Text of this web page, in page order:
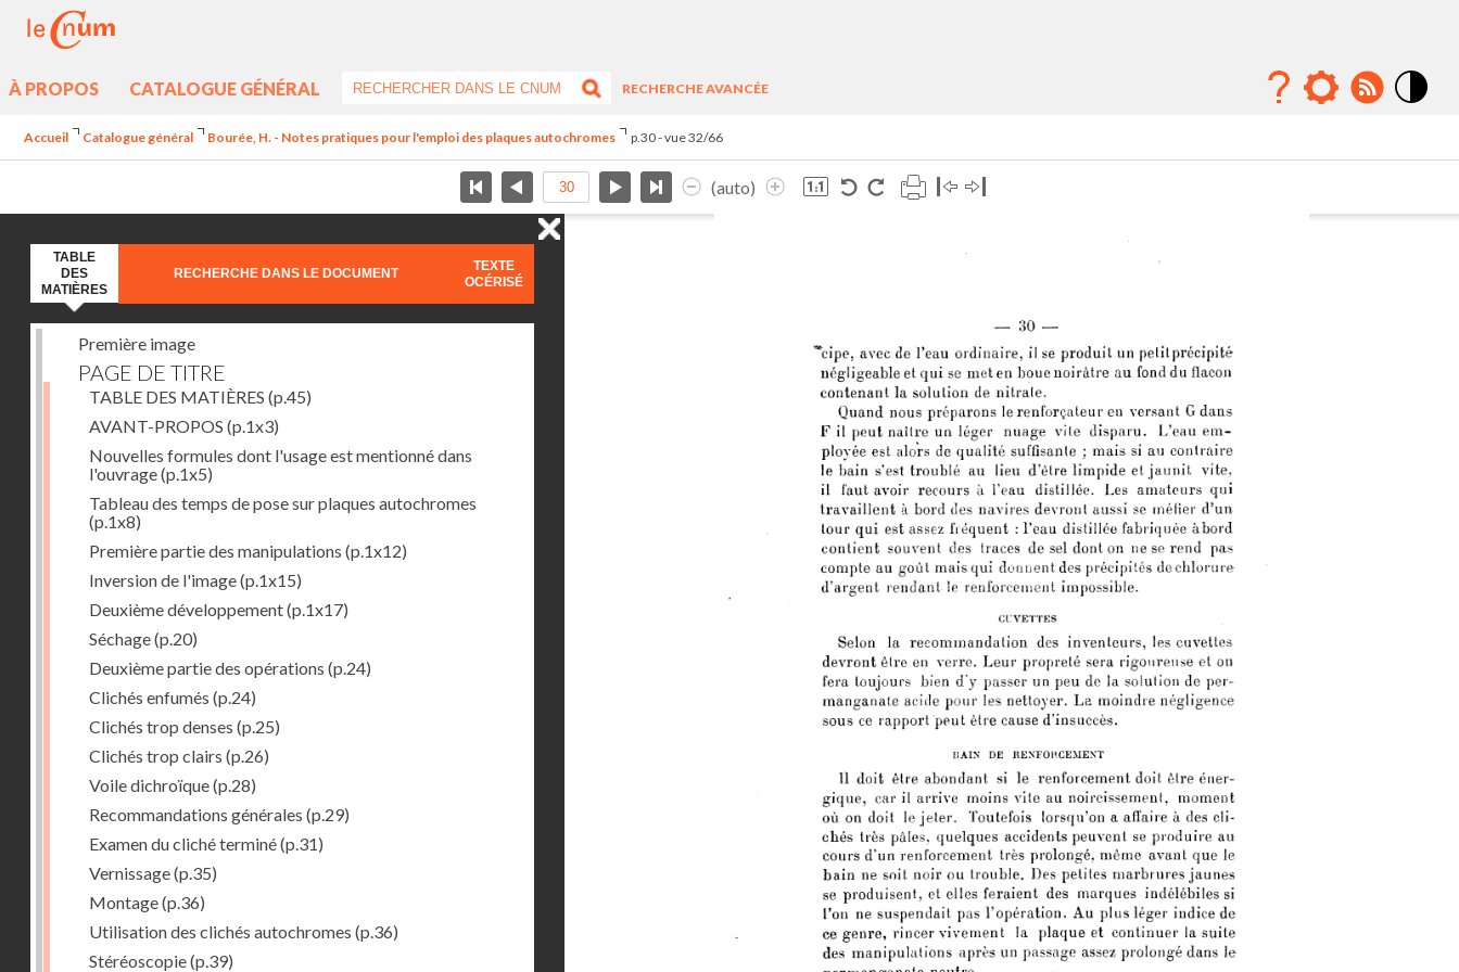
À PROPOS CATALOGUE GÉNÉRAL
RECHERCHE AVANCÉE
Accueil Catalogue général Bourée, H. - Notes pratiques pour l'emploi des plaques autochromes p.30 - vue 32/66
(auto)
TABLE
DES
MATIÈRES
RECHERCHE DANS LE DOCUMENT
TEXTE
OCÉRISÉ
Première image
PAGE DE TITRE
TABLE DES MATIÈRES (p.45)
AVANT-PROPOS (p.1x3)
Nouvelles formules dont l'usage est mentionné dans
l'ouvrage(p.1x5)
Tableau des temps de pose sur plaques autochromes
(p.1x8)
Première partie des manipulations (p.1x12)
Inversion de l'image(p.1x15)
Deuxième développement(p.1x17)
Séchage(p.20)
Deuxième partie des opérations (p.24)
Clichés enfumés (p.24)
Clichés trop denses (p.25)
Clichés trop clairs (p.26)
Voile dichroïque(p.28)
Recommandations générales (p.29)
Examen du cliché terminé(p.31)
Vernissage(p.35)
Montage(p.36)
Utilisation des clichés autochromes (p.36)
Stéréoscopie(p.39)